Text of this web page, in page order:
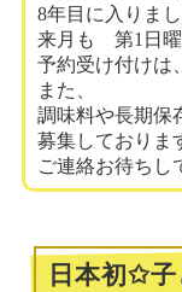
8年目に入りま
来月も 第1日曜
予約受け付けは
また、
調味料や長期保
募集しておりま
ご連絡お待ちし
日本初✩